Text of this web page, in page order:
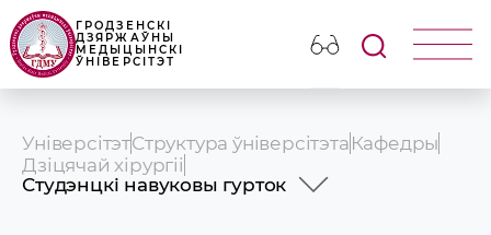
ГРОДЗЕНСКІ
ДЗЯРЖАЎНЫ
МЕДЫЦЫНСКІ
ЎНІВЕРСІТЭТ
УніверсітэтСтруктура ўніверсітэта Кафедры
Дзіцячай хірургіi
Студэнцкі навуковы гурток